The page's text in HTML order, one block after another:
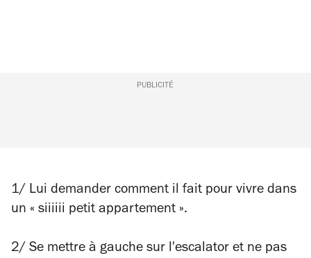
PUBLICITÉ
1/ Lui demander comment il fait pour vivre dans
un « siiiiii petit appartement ».
2/ Se mettre à gauche sur l'escalator et ne pas